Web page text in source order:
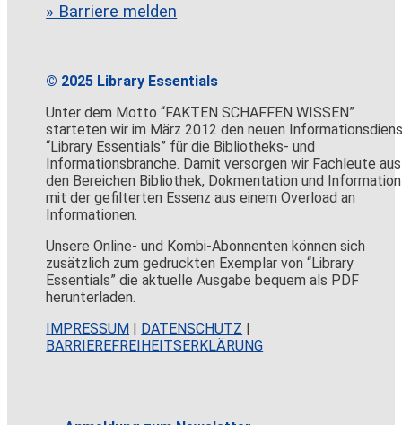
» Barriere melden
© 2025 Library Essentials
Unter dem Motto “FAKTEN SCHAFFEN WISSEN”
starteten wir im März 2012 den neuen
“Library Essentials” für die Bibliotheks- und
Informationsbranche. Damit versorgen wir Fachleute aus
den Bereichen Bibliothek, Dokmentation und Information
mit der gefilterten Essenz aus einem Overload an
Informationen.
Unsere Online- und Kombi-Abonnenten können sich
zusätzlich zum gedruckten Exemplar von “Library
Essentials” die aktuelle Ausgabe bequem als PDF
herunterladen.
IMPRESSUM | DATENSCHUTZ |
BARRIEREFREIHEITSERKLÄRUNG